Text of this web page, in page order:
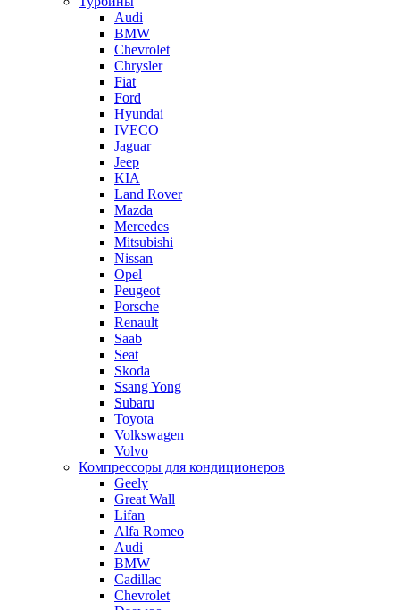
Audi
BMW
Chevrolet
Chrysler
Fiat
Ford
Hyundai
IVECO
Jaguar
Jeep
KIA
Land Rover
Mazda
Mercedes
Mitsubishi
Nissan
Opel
Peugeot
Porsche
Renault
Saab
Seat
Skoda
Ssang Yong
Subaru
Toyota
Volkswagen
Volvo
Компрессоры для кондиционеров
Geely
Great Wall
Lifan
Alfa Romeo
Audi
BMW
Cadillac
Chevrolet